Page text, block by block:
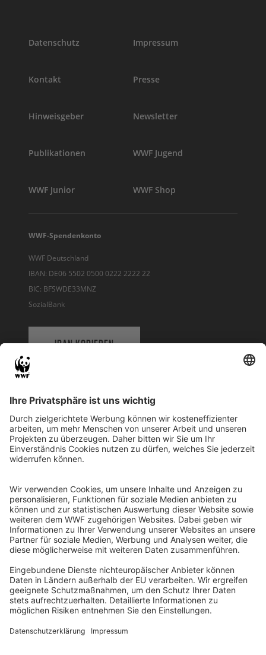
Datenschutz Impressum
Kontakt Presse
Hinweisgeber Newsletter
Publikationen WWF Jugend
WWF Junior WWF Shop
WWF-Spendenkonto
WWF Deutschland
IBAN: DE06 5502 0500 0222 2222 22
BIC: BFSWDE33MNZ
SozialBank
IBAN KOPIEREN
WWF Deutschland
Reinhardtstr. 18
10117 Berlin
Ihre Spende kann steuerlich geltend gemacht werden
Registriert als Stiftung WWF Deutschland, Senatsverwaltung für
Justiz Berlin, Az: 3416/976/2
Umsatzsteuer-Identifikationsnummer: DE 114236103
Freistellungsbescheid: Als gemeinnützige Körperschaft befreit
von der Körperschaftssteuer gem. §5 I 9 KStg. unter der
Steuernummer 27/641/09321